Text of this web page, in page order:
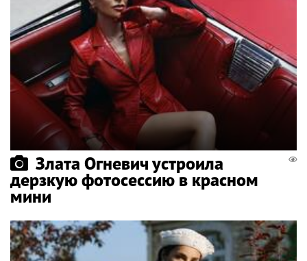
Злата Огневич устроила
дерзкую фотосессию в красном
мини